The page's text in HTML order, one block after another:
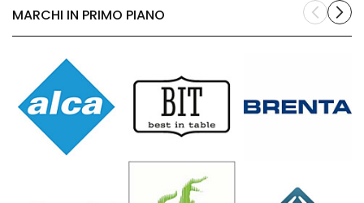
MARCHI IN PRIMO PIANO